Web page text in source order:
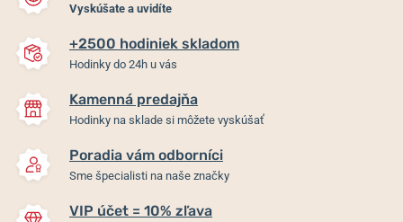
Vyskúšate a uvidíte
+2500 hodiniek skladom
Hodinky do 24h u vás
Kamenná predajňa
Hodinky na sklade si môžete vyskúšať
Poradia vám odborníci
Sme špecialisti na naše značky
VIP účet = 10% zľava